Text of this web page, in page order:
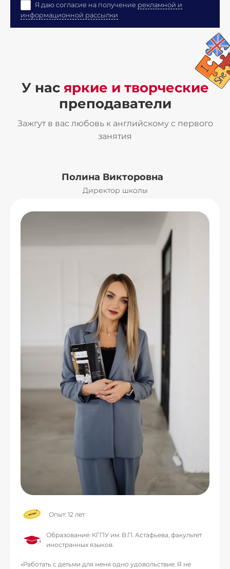
Я даю согласие на получение рекламной и
информационной рассылки
У нас яркие и творческие
преподаватели
Зажгут в вас любовь к английскому с первого
занятия
Полина Викторовна
Директор школы
Опыт: 12 лет
Образование: КГПУ им. В.П. Астафьева, факультет
иностранных языков.
«Работать с детьми для меня одно удовольствие. Я не